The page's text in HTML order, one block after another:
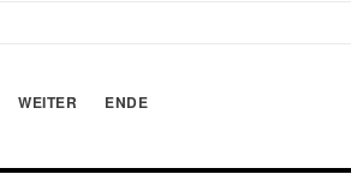
WEITER ENDE